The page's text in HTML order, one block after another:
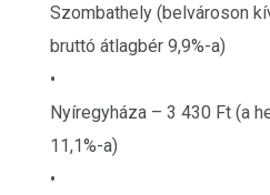
Szombathely (belvároson
bruttó átlagbér 9,9%-a)
•
Nyíregyháza – 3 430 Ft (a
11,1%-a)
•